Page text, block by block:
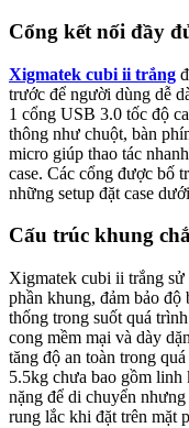
Cổng kết nối đầy
Xigmatek cubi ii trắng
trước để người dùng dễ
1 cổng USB 3.0 tốc độ
thông như chuột, bàn
micro giúp thao tác
case. Các cổng được bố
những setup đặt case
Cấu trúc khung
Xigmatek cubi ii trắng
phần khung, đảm bảo độ
thống trong suốt quá
cong mềm mại và dày
tăng độ an toàn trong
5.5kg chưa bao gồm linh
nặng để di chuyển
rung lắc khi đặt trên mặt